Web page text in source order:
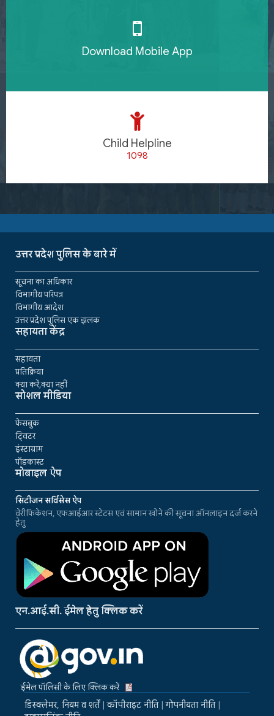
Download Mobile App
Child Helpline
1098
उत्तर प्रदेश पुलिस के बारे में
सूचना का अधिकार
विभागीय परिपत्र
विभागीय आदेश
उत्तर प्रदेश पुलिस एक झलक
सहायता केंद्र
सहायता
प्रतिक्रिया
क्या करें,क्या नहीं
सोशल मीडिया
फेसबुक
ट्विटर
इंस्टाग्राम
पॉडकास्ट
मोबाइल ऐप
सिटीजन सर्विसेस ऐप
वेरीफिकेशन, एफआईआर स्टेटस एवं सामान खोने की सूचना ऑनलाइन दर्ज करने
हेतु
एन.आई.सी. ईमेल हेतु क्लिक करें
ईमेल पॉलिसी के लिए क्लिक करें
डिस्क्लेमर, नियम व शर्तें|कॉपीराइट नीति|गोपनीयता नीति|